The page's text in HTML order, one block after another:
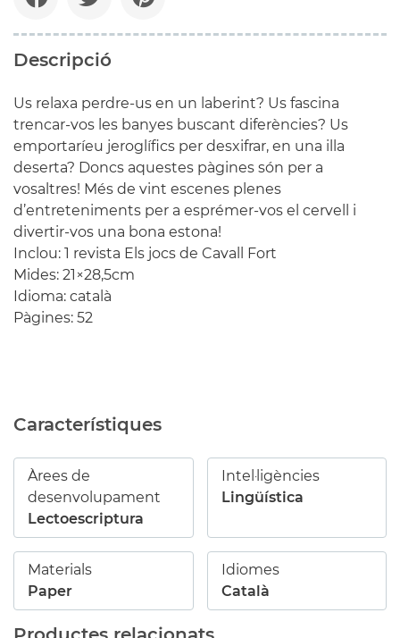
Descripció
Us relaxa perdre-us en un laberint? Us fascina
trencar-vos les banyes buscant diferències? Us
emportaríeu jeroglífics per desxifrar, en una illa
deserta? Doncs aquestes pàgines són per a
vosaltres! Més de vint escenes plenes
d’entreteniments per a esprémer-vos el cervell i
divertir-vos una bona estona!
Inclou: 1 revista Els jocs de Cavall Fort
Mides: 21×28,5cm
Idioma: català
Pàgines: 52
Característiques
Àrees de
desenvolupament
Lectoescriptura
Intel·ligències
Lingüística
Materials
Paper
Idiomes
Català